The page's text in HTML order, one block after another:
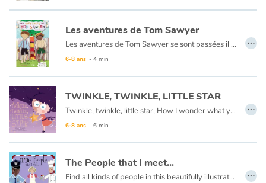
Fêtes et évènements
Amour et amitié
Sujets de société
Émotions et sentiments
Formats et illustrations
Catalogue anglais
Les aventures de Tom Sawyer
Les aventures de Tom Sawyer se sont passées il y a bien longtemps en Amérique à l'époque de la conquête de l'ouest, des cowboys et des Indiens. C'est l'histoire d'un garçon un peu sauvage, comme l'était son pays à cette époque.
Ce livre est aussi disponible en anglais :
6-8 ans - 4 min
…
TWINKLE, TWINKLE, LITTLE STAR
Twinkle, twinkle, little star, How I wonder what you are.
6-8 ans - 6 min
…
The People that I meet...
Find all kinds of people in this beautifully illustrated First Words book by artist Lisa M Gardiner, perfect for your youngest reader discovering the joy of books. …